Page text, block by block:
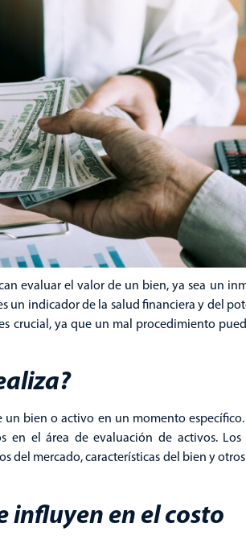
evaluar el valor de un bien, ya sea un
un indicador de la salud financiera y del
crucial, ya que un mal procedimiento
bien o activo en un momento
el área de evaluación de activos.
del mercado, características del bien y
influyen en el costo